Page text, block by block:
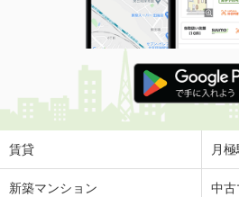
賃貸 月
新築マンション 中古